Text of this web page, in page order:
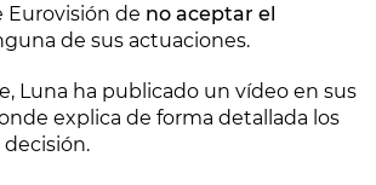
Eurovisión de no aceptar el
de sus actuaciones.
Luna ha publicado un vídeo en sus
explica de forma detallada los